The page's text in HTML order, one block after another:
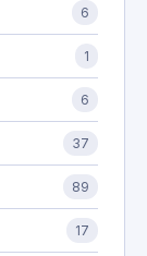
6
1
6
37
89
17